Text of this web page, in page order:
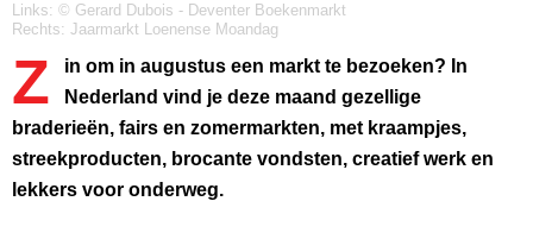
Links: © Gerard Dubois - Deventer Boekenmarkt
Rechts: Jaarmarkt Loenense Moandag
Z
in om in augustus een markt te bezoeken? In
Nederland vind je deze maand gezellige
braderieën, fairs en zomermarkten, met kraampjes,
streekproducten, brocante vondsten, creatief werk en
lekkers voor onderweg.